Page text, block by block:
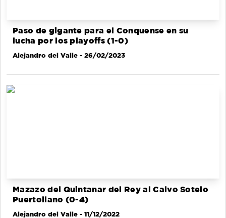
Paso de gigante para el Conquense en su
lucha por los playoffs (1-0)
Alejandro del Valle - 26/02/2023
Mazazo del Quintanar del Rey al Calvo Sotelo
Puertollano (0-4)
Alejandro del Valle - 11/12/2022